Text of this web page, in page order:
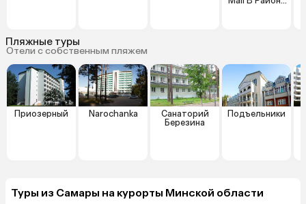
Пляжные туры
Отели с собственным пляжем
Приозерный Narochanka
Санаторий
Березина
Подъельники
Туры из Самары на курорты Минской области